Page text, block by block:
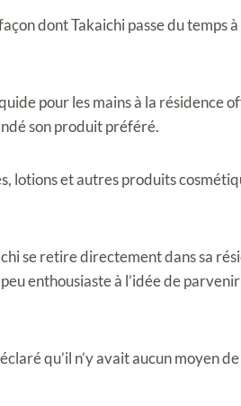
dont Takaichi passe du temps
pour les mains à la résidence
son produit préféré.
lotions et autres produits
se retire directement dans sa
enthousiaste à l’idée de parvenir
qu’il n’y avait aucun moyen